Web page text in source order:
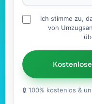
Ich stimme zu,
von
🔒 100% kostenlos &